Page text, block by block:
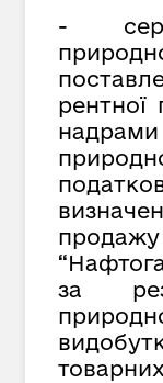
-
рентної
продажу
за